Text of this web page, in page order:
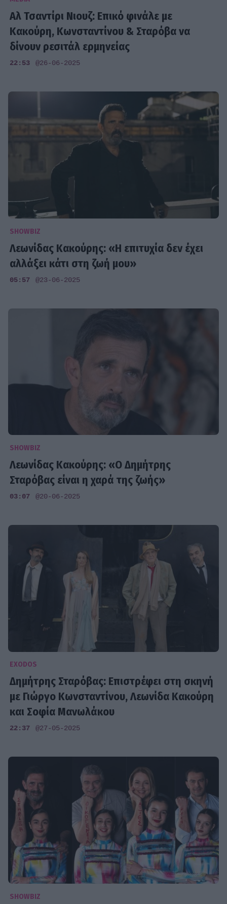
Αλ Τσαντίρι Νιουζ: Επικό φινάλε με
Κακούρη, Κωνσταντίνου & Σταρόβα να
δίνουν ρεσιτάλ ερμηνείας
22:53 @26-06-2025
SHOWBIZ
Λεωνίδας Κακούρης: «Η επιτυχία δεν έχει
αλλάξει κάτι στη ζωή μου»
05:57 @23-06-2025
SHOWBIZ
Λεωνίδας Κακούρης: «Ο Δημήτρης
Σταρόβας είναι η χαρά της ζωής»
03:07 @20-06-2025
EXODOS
Δημήτρης Σταρόβας: Επιστρέφει στη σκηνή
με Γιώργο Κωνσταντίνου, Λεωνίδα Κακούρη
και Σοφία Μανωλάκου
22:37 @27-05-2025
SHOWBIZ